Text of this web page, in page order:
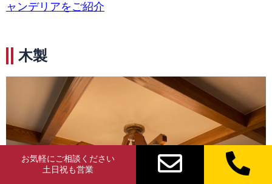
ャンデリアをご紹介
木製
お気軽にご相談ください
土日祝も営業